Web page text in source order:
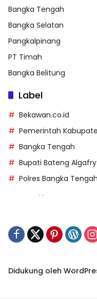
Bangka Tengah
Bangka Selatan
Pangkalpinang
PT Timah
Bangka Belitung
Label
Bekawan.co.id
Pemerintah
Bangka Tengah
Bupati Bateng
Polres Bangka Tengah
https://
Didukung oleh